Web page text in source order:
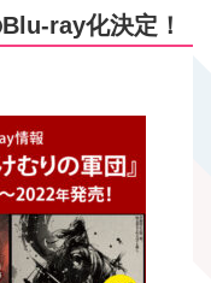
ray化決定！